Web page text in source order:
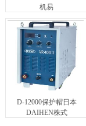
机易
D-12000保护帽日本
DAIHEN株式